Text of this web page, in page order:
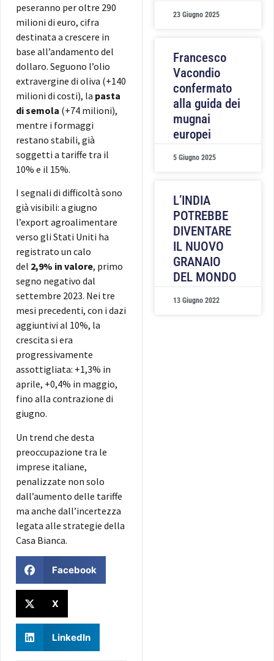
peseranno per oltre 290
milioni di euro, cifra
destinata a crescere in
base all’andamento del
dollaro. Seguono l’olio
extravergine di oliva (+140
milioni di costi), la pasta
di semola (+74 milioni),
mentre i formaggi
restano stabili, già
soggetti a tariffe tra il
10% e il 15%.
I segnali di difficoltà sono
già visibili: a giugno
l’export agroalimentare
verso gli Stati Uniti ha
registrato un calo
del 2,9% in valore, primo
segno negativo dal
settembre 2023. Nei tre
mesi precedenti, con i dazi
aggiuntivi al 10%, la
crescita si era
progressivamente
assottigliata: +1,3% in
aprile, +0,4% in maggio,
fino alla contrazione di
giugno.
Un trend che desta
preoccupazione tra le
imprese italiane,
penalizzate non solo
dall’aumento delle tariffe
ma anche dall’incertezza
legata alle strategie della
Casa Bianca.
Facebook
X
LinkedIn
23 Giugno 2025
Francesco
Vacondio
confermato
alla guida dei
mugnai
europei
5 Giugno 2025
L’INDIA
POTREBBE
DIVENTARE
IL NUOVO
GRANAIO
DEL MONDO
13 Giugno 2022